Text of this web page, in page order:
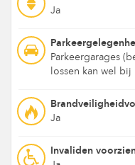
Ja
Parkeergarages
lossen kan wel
Ja
Invaliden